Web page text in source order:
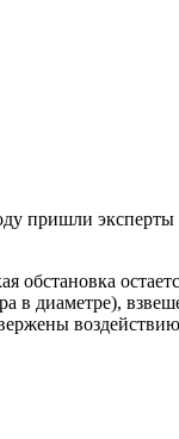
пришли
обстановка
в диаметре),